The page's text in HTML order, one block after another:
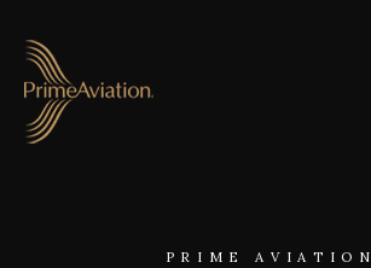
PRIME AVIATION